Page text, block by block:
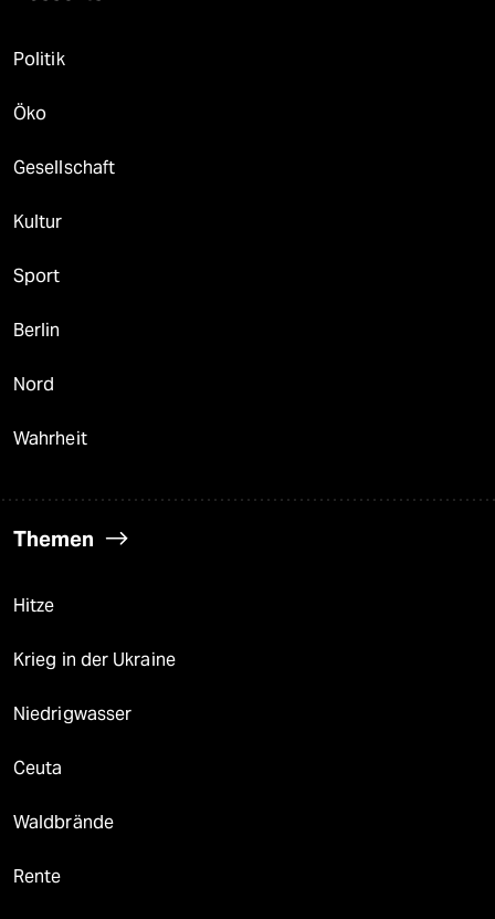
Politik
Öko
Gesellschaft
Kultur
Sport
Berlin
Nord
Wahrheit
Themen
Hitze
Krieg in der Ukraine
Niedrigwasser
Ceuta
Waldbrände
Rente